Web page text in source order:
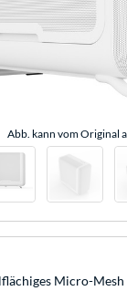
Abb. kann vom Original
Micro-